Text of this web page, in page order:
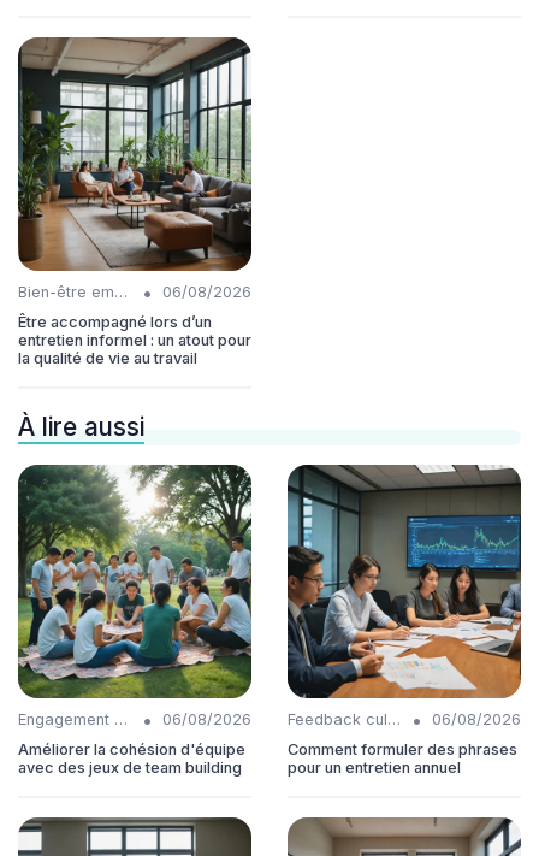
Bien-être employés •
06/08/2026
Être accompagné lors d’un
entretien informel : un atout pour
la qualité de vie au travail
À lire aussi
Engagement collaborateurs •
06/08/2026
Améliorer la cohésion d'équipe
avec des jeux de team building
Feedback culture •
06/08/2026
Comment formuler des phrases
pour un entretien annuel